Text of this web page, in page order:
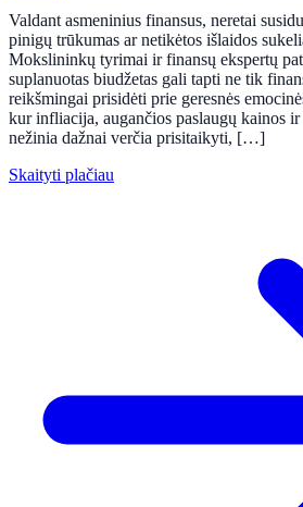
Valdant asmeninius finansus, neretai
pinigų trūkumas ar netikėtos išlaidos
Mokslininkų tyrimai ir finansų ekspertų
suplanuotas biudžetas gali tapti ne tik
reikšmingai prisidėti prie geresnės
kur infliacija, augančios paslaugų kainos
nežinia dažnai verčia prisitaikyti, […]
Skaityti plačiau